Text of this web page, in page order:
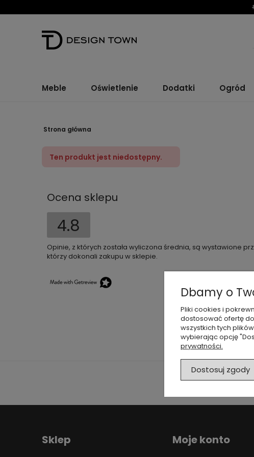
Meble Oświetlenie Dodatki Ogród
Strona główna
Ten produkt jest niedostępny.
Ocena sklepu
4.8
Opinie, z których została wyliczona średnia, są wystawione
którzy dokonali zakupu w sklepie.
Sklep Moje konto
Dbamy o
Pliki cookies i
dostosować ofertę
wszystkich tych
wybierając opcję
prywatności.
Dostosuj zgody